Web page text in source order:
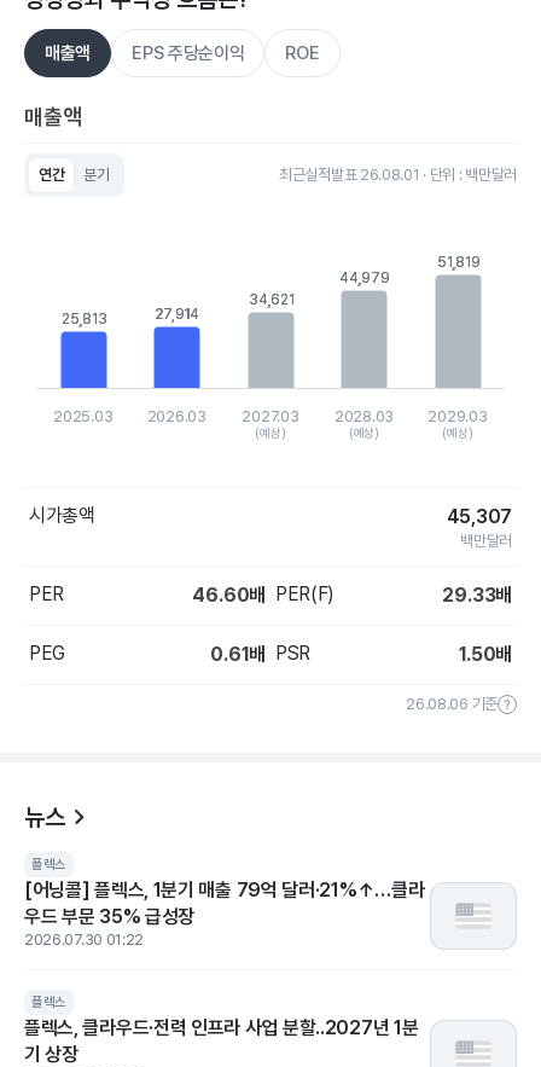
매출액 EPS 주당순이익 ROE
매출액
연간 분기 최근실적발표 26.08.01 · 단위 : 백만달러
The chart has 1 X axis displaying categories.
The chart has 1 Y axis displaying values. Data ranges from
25,813
25,813 27,914
27,914
34,621
34,621
44,979
44,979
51,819
51,819
2025.03 2026.03 2027.03
(예상)
2028.03
(예상)
2029.03
(예상)
시가총액 45,307
백만달러
PER 46.60배 PER(F) 29.33배
PEG 0.61배 PSR 1.50배
26.08.06 기준
뉴스
플렉스
[어닝콜] 플렉스, 1분기 매출 79억 달러·21%↑…클라
우드 부문 35% 급성장
2026.07.30 01:22
플렉스
플렉스, 클라우드·전력 인프라 사업 분할..2027년 1분
기 상장